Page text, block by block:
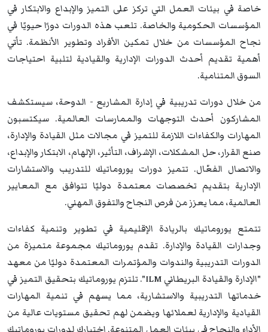
خاصة في بيئات العمل التي تركز على التميز والإبداع والابتكار في
المؤسسات الحكومية والخاصة. تلعب هذه الدورات دورًا حيويًا في
نجاح المؤسسات من خلال تمكين الأفراد وتطوير الأنظمة. تأتي
أهمية تقديم أحدث الدورات الإدارية والقيادية لتلبية احتياجات
السوق المتنامية.
من خلال دورات تدريبية في إدارة المشاريع - الدوحة، سيستكشف
المشاركون أحدث التوجهات والممارسات العالمية. سيكتسبون
المهارات والكفاءات اللازمة للتميز في مجالات مثل القيادة والإدارة،
صنع القرار، حل المشكلات، الإشراف، التأثير، الإلهام، الابتكار والإبداع،
والاتصال الفعّال. تتميز دورات يوروماتيك للتدريب والاستشارات
الإدارية بتقديم تخصصات معتمدة دوليًا تتوافق مع المعايير
العالمية، مما يعزز من فرص النجاح والتفوق المهني.
تتمتع يوروماتيك بالريادة الإقليمية في تطوير وتنمية كفاءات
وجدارات القيادة والإدارة. تقدم يوروماتيك مجموعة متميزة من
الدورات التدريبية والندوات والمؤتمرات المعتمدة دوليًا من معهد
"الإدارة والقيادة البريطاني ILM". تلتزم يوروماتيك بتحقيق التميز في
خدماتها التدريبية والاستشارية، مما يسهم في تنمية المهارات
القيادية والإدارية لعملائها ويضمن لهم تحقيق مستويات عالية من